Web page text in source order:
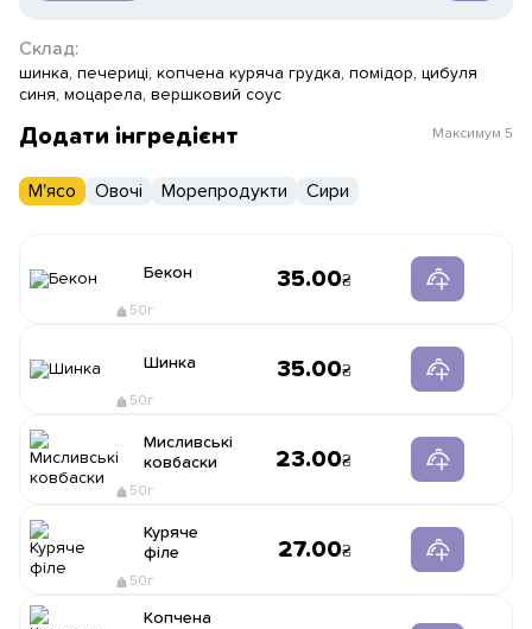
Склад:
шинка, печериці, копчена куряча грудка, помідор, цибуля
синя, моцарела, вершковий соус
Додати інгредієнт Максимум 5
М'ясо Овочі Морепродукти Сири
Бекон
50г
35.00
Шинка
50г
35.00
Мисливські
ковбаски
50г
23.00
Куряче
філе
50г
27.00
Копчена